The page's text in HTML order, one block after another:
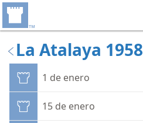
La Atalaya 1958
1 de enero
15 de enero